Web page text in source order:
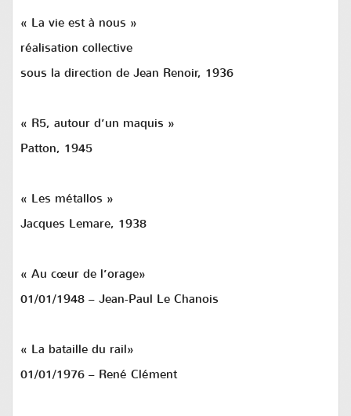
« La vie est à nous »
réalisation collective
sous la direction de Jean Renoir, 1936
« R5, autour d’un maquis »
Patton, 1945
« Les métallos »
Jacques Lemare, 1938
« Au cœur de l’orage»
01/01/1948 – Jean-Paul Le Chanois
« La bataille du rail»
01/01/1976 – René Clément